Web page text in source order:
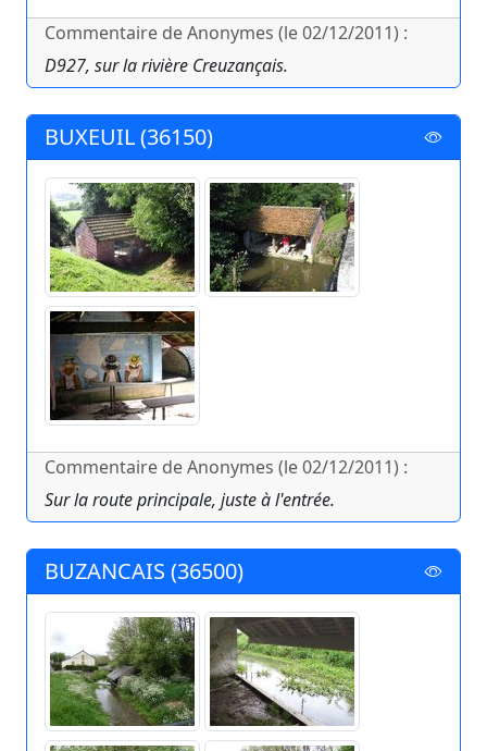
Commentaire de Anonymes (le 02/12/2011) :
D927, sur la rivière Creuzançais.
BUXEUIL (36150)
Commentaire de Anonymes (le 02/12/2011) :
Sur la route principale, juste à l'entrée.
BUZANCAIS (36500)